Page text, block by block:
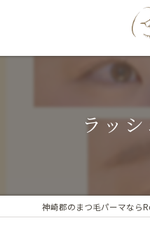
ラッ
神崎郡のまつ毛パーマなら